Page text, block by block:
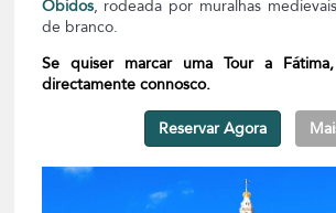
Óbidos, rodeada por muralhas
de branco.
Se quiser marcar uma Tour a
directamente connosco.
Reservar Agora